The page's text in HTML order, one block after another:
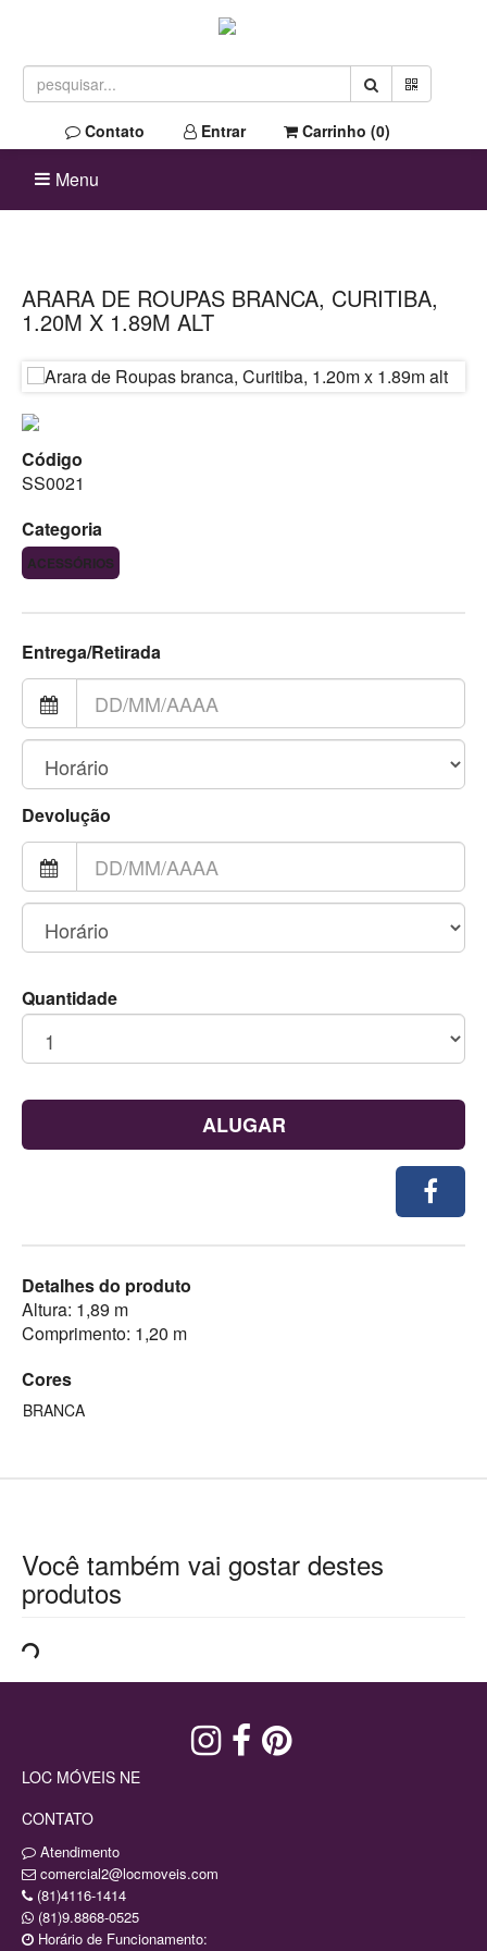
Contato Entrar Carrinho (0)
Menu
ARARA DE ROUPAS BRANCA, CURITIBA,
1.20M X 1.89M ALT
Código
SS0021
Categoria
ACESSÓRIOS
Entrega/Retirada
Devolução
Quantidade
ALUGAR
Detalhes do produto
Altura: 1,89 m
Comprimento: 1,20 m
Cores
BRANCA
Você também vai gostar destes
produtos
LOC MÓVEIS NE
CONTATO
Atendimento
comercial2@locmoveis.com
(81)4116-1414
(81)9.8868-0525
Horário de Funcionamento: